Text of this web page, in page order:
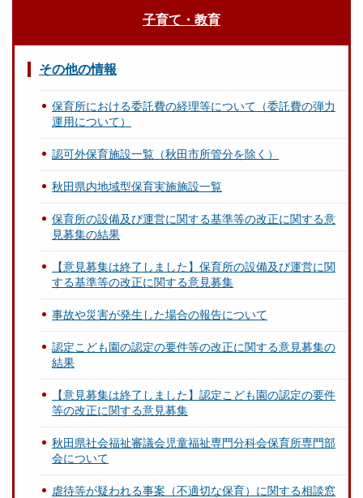
子育て・教育
その他の情報
保育所における委託費の経理等について（委託費の弾力
運用について）
認可外保育施設一覧（秋田市所管分を除く）
秋田県内地域型保育実施施設一覧
保育所の設備及び運営に関する基準等の改正に関する意
見募集の結果
【意見募集は終了しました】保育所の設備及び運営に関
する基準等の改正に関する意見募集
事故や災害が発生した場合の報告について
認定こども園の認定の要件等の改正に関する意見募集の
結果
【意見募集は終了しました】認定こども園の認定の要件
等の改正に関する意見募集
秋田県社会福祉審議会児童福祉専門分科会保育所専門部
会について
虐待等が疑われる事案（不適切な保育）に関する相談窓